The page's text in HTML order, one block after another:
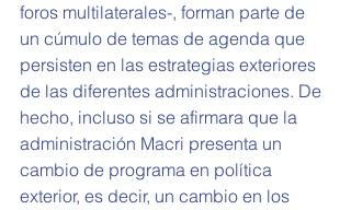
foros multilaterales-, forman parte de
un cúmulo de temas de agenda que
persisten en las estrategias exteriores
de las diferentes administraciones. De
hecho, incluso si se afirmara que la
administración Macri presenta un
cambio de programa en política
exterior, es decir, un cambio en los